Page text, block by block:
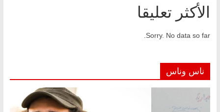
الأكثر تعليقا
Sorry. No data so far.
ناس وناس